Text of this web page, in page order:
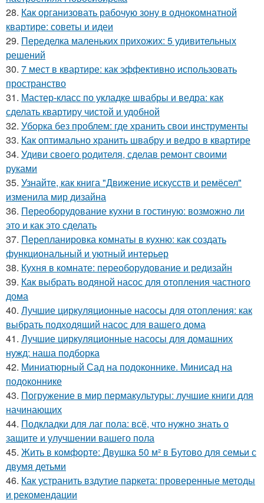
28. Как организовать рабочую зону в однокомнатной
квартире: советы и идеи
29. Переделка маленьких прихожих: 5 удивительных
решений
30. 7 мест в квартире: как эффективно использовать
пространство
31. Мастер-класс по укладке швабры и ведра: как
сделать квартиру чистой и удобной
32. Уборка без проблем: где хранить свои инструменты
33. Как оптимально хранить швабру и ведро в квартире
34. Удиви своего родителя, сделав ремонт своими
руками
35. Узнайте, как книга "Движение искусств и ремёсел"
изменила мир дизайна
36. Переоборудование кухни в гостиную: возможно ли
это и как это сделать
37. Перепланировка комнаты в кухню: как создать
функциональный и уютный интерьер
38. Кухня в комнате: переоборудование и редизайн
39. Как выбрать водяной насос для отопления частного
дома
40. Лучшие циркуляционные насосы для отопления: как
выбрать подходящий насос для вашего дома
41. Лучшие циркуляционные насосы для домашних
нужд: наша подборка
42. Миниатюрный Сад на подоконнике. Минисад на
подоконнике
43. Погружение в мир пермакультуры: лучшие книги для
начинающих
44. Подкладки для лаг пола: всё, что нужно знать о
защите и улучшении вашего пола
45. Жить в комфорте: Двушка 50 м² в Бутово для семьи с
двумя детьми
46. Как устранить вздутие паркета: проверенные методы
и рекомендации